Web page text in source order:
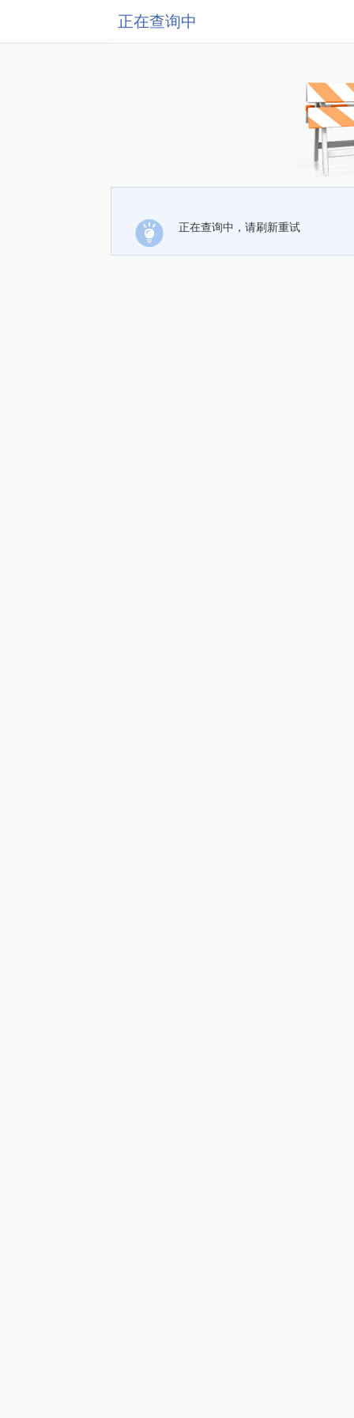
正在查询中
正在查询中，请刷新重试